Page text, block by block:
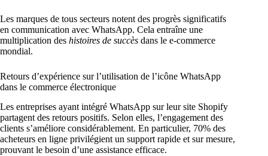
Les marques de tous secteurs notent des progrès significatifs
en communication avec WhatsApp. Cela entraîne une
multiplication des histoires de succès dans le e-commerce
mondial.
Retours d’expérience sur l’utilisation de l’icône WhatsApp
dans le commerce électronique
Les entreprises ayant intégré WhatsApp sur leur site Shopify
partagent des retours positifs. Selon elles, l’engagement des
clients s’améliore considérablement. En particulier, 70% des
acheteurs en ligne privilégient un support rapide et sur mesure,
prouvant le besoin d’une assistance efficace.